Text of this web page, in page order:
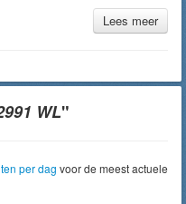
Lees meer
WL"
per dag voor de meest actuele